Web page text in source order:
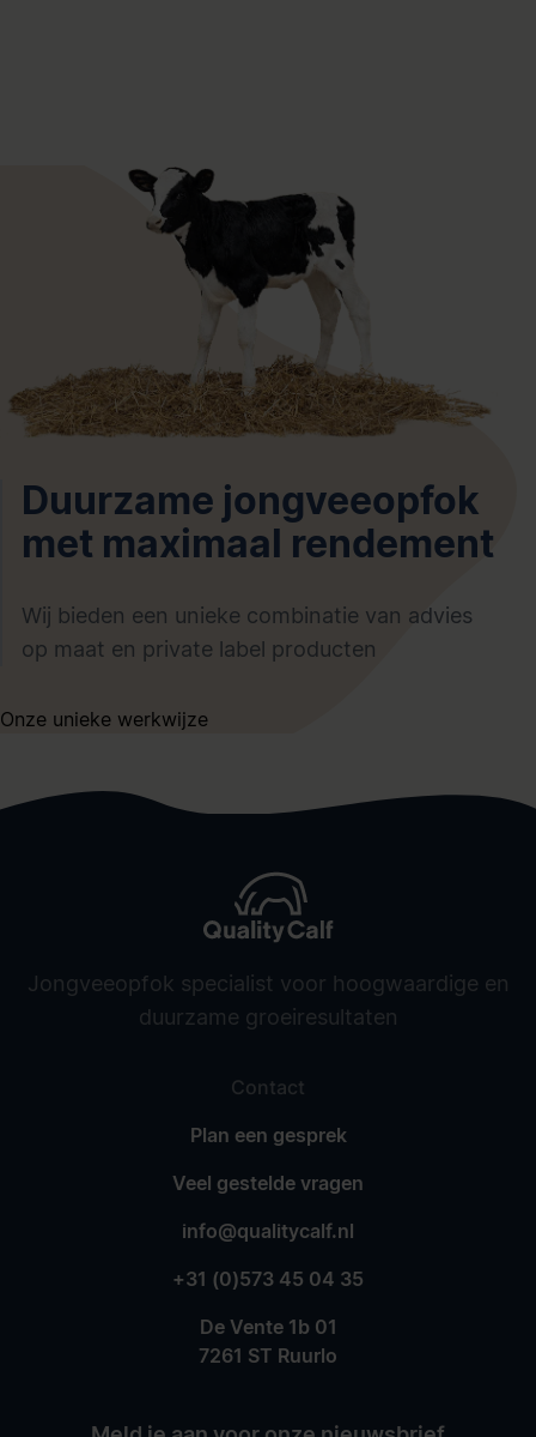
Duurzame jongveeopfok
met maximaal rendement
Wij bieden een unieke combinatie van advies
op maat en private label producten
Onze unieke werkwijze
Jongveeopfok specialist voor hoogwaardige en
duurzame groeiresultaten
Contact
Plan een gesprek
Veel gestelde vragen
info@qualitycalf.nl
+31 (0)573 45 04 35
De Vente 1b 01
7261 ST Ruurlo